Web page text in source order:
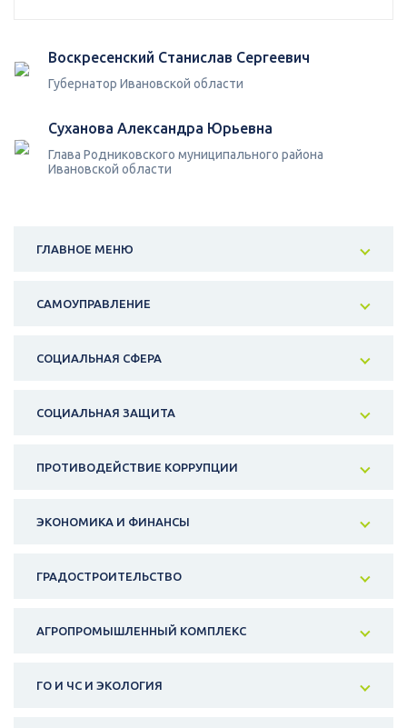
Воскресенский Станислав Сергеевич
Губернатор Ивановской области
Суханова Александра Юрьевна
Глава Родниковского муниципального района
Ивановской области
ГЛАВНОЕ МЕНЮ
САМОУПРАВЛЕНИЕ
СОЦИАЛЬНАЯ СФЕРА
СОЦИАЛЬНАЯ ЗАЩИТА
ПРОТИВОДЕЙСТВИЕ КОРРУПЦИИ
ЭКОНОМИКА И ФИНАНСЫ
ГРАДОСТРОИТЕЛЬСТВО
АГРОПРОМЫШЛЕННЫЙ КОМПЛЕКС
ГО И ЧС И ЭКОЛОГИЯ